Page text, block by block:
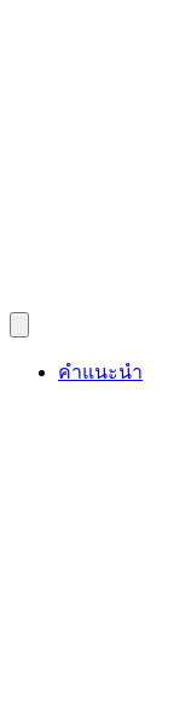
คำแนะนำ